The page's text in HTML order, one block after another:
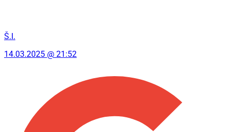
Š.I.
14.03.2025 @ 21:52